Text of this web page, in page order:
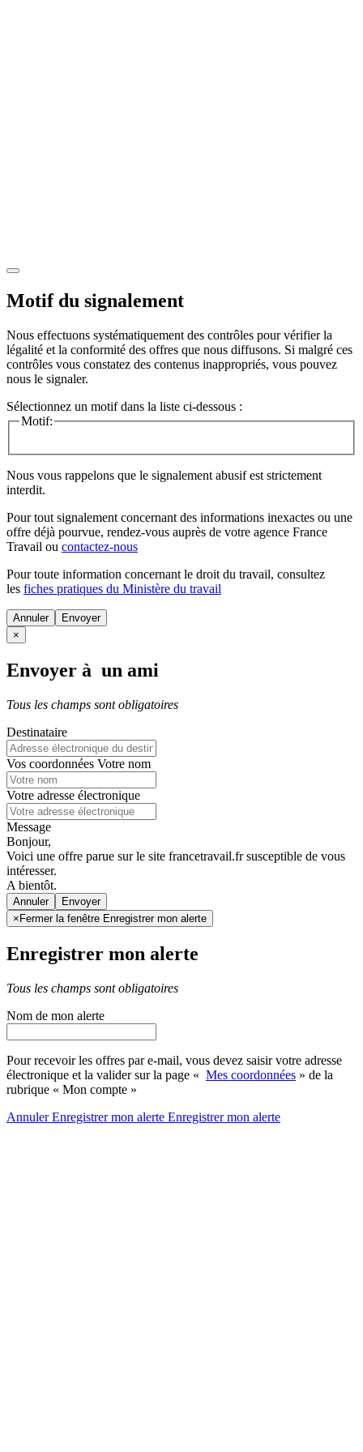
Motif du signalement
Nous effectuons systématiquement des contrôles pour vérifier la
légalité et la conformité des offres que nous diffusons. Si malgré ces
contrôles vous constatez des contenus inappropriés, vous pouvez
nous le signaler.
Sélectionnez un motif dans la liste ci-dessous :
Motif:
Nous vous rappelons que le signalement abusif est strictement
interdit.
Pour tout signalement concernant des informations inexactes ou une
offre déjà pourvue, rendez-vous auprès de votre agence France
Travail ou contactez-nous
Pour toute information concernant le droit du travail, consultez
les fiches pratiques du Ministère du travail
Annuler
×
Envoyer à un ami
Tous les champs sont obligatoires
Destinataire
Vos coordonnées Votre nom
Votre adresse électronique
Message
Bonjour,
Voici une offre parue sur le site francetravail.fr susceptible de vous
intéresser.
A bientôt.
Annuler
× Fermer la fenêtre Enregistrer mon alerte
Enregistrer mon alerte
Tous les champs sont obligatoires
Nom de mon alerte
Pour recevoir les offres par e-mail, vous devez saisir votre adresse
électronique et la valider sur la page « Mes coordonnées » de la
rubrique « Mon compte »
AnnulerEnregistrer mon alerte Enregistrermon alerte